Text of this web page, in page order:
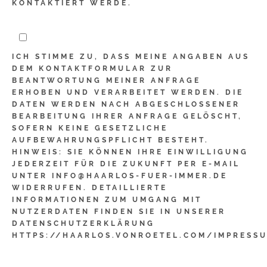
KONTAKTIERT WERDE.
ICH STIMME ZU, DASS MEINE ANGABEN AUS
DEM KONTAKTFORMULAR ZUR
BEANTWORTUNG MEINER ANFRAGE
ERHOBEN UND VERARBEITET WERDEN. DIE
DATEN WERDEN NACH ABGESCHLOSSENER
BEARBEITUNG IHRER ANFRAGE GELÖSCHT,
SOFERN KEINE GESETZLICHE
AUFBEWAHRUNGSPFLICHT BESTEHT.
HINWEIS: SIE KÖNNEN IHRE EINWILLIGUNG
JEDERZEIT FÜR DIE ZUKUNFT PER E-MAIL
UNTER INFO@HAARLOS-FUER-IMMER.DE
WIDERRUFEN. DETAILLIERTE
INFORMATIONEN ZUM UMGANG MIT
NUTZERDATEN FINDEN SIE IN UNSERER
DATENSCHUTZERKLÄRUNG
HTTPS://HAARLOS.VONROETEL.COM/